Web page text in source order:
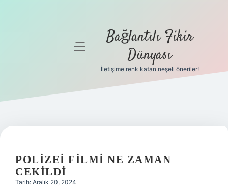
Gizlilik
Hakkımızda
menüyü
Bağlantılı Fikir
Dünyası
İletişime renk katan neşeli öneriler!
POLIZEI FILMI NE ZAMAN
CEKILDI
Tarih: Aralık 20, 2024